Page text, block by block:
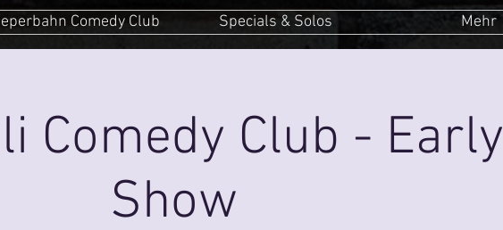
Comedy Club Specials & Solos Mehr
Comedy Club - Early
Show